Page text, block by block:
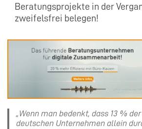
Beratungsprojekte in der
zweifelsfrei belegen!
„Wenn man bedenkt, dass 13 %
deutschen Unternehmen allein